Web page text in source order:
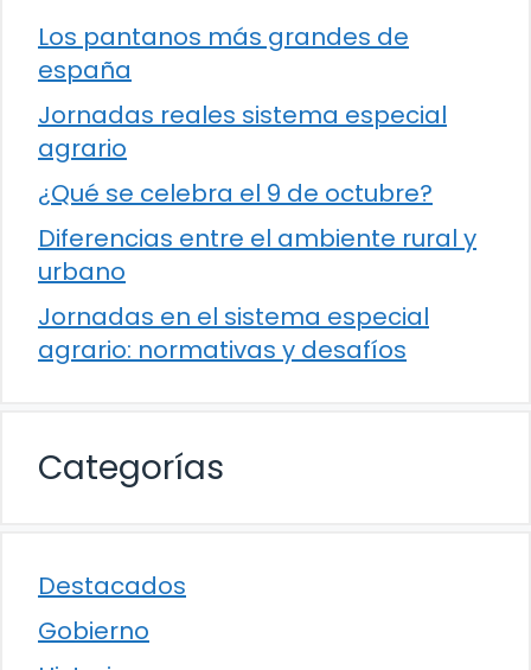
Los pantanos más grandes de
españa
Jornadas reales sistema especial
agrario
¿Qué se celebra el 9 de octubre?
Diferencias entre el ambiente rural y
urbano
Jornadas en el sistema especial
agrario: normativas y desafíos
Categorías
Destacados
Gobierno